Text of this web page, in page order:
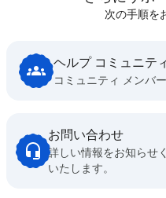
次の手順を
ヘルプ コミュニテ
コミュニティ メンバ
お問い合わせ
詳しい情報をお知らせ
いたします。